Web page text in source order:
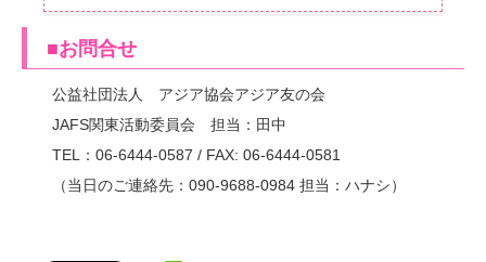
■お問合せ
公益社団法人 アジア協会アジア友の会
JAFS関東活動委員会 担当：田中
TEL：06-6444-0587 / FAX: 06-6444-0581
（当日のご連絡先：090-9688-0984 担当：ハナシ）